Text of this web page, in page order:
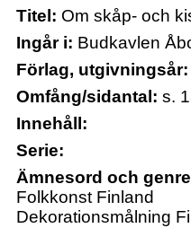
Titel: Om skåp- och
Ingår i: Budkavlen
Förlag, utgivningsår:
Omfång/sidantal: s.
Innehåll:
Serie:
Ämnesord och
Folkkonst Finland
Dekorationsmålning